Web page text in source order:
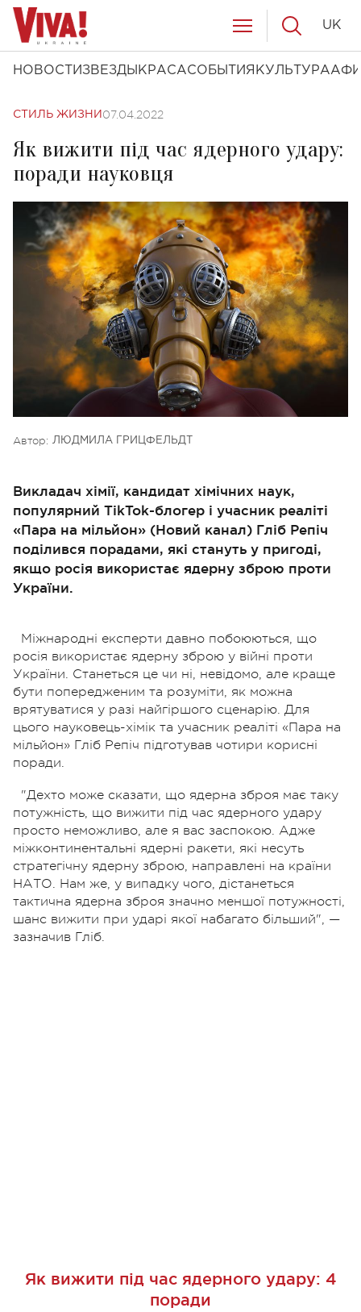
НОВОСТИ ЗВЕЗДЫ КРАСАСОБЫТИЯ КУЛЬТУРА
UK
СТИЛЬ ЖИЗНИ 07.04.2022
Як вижити під час ядерного удару:
поради науковця
Автор: ЛЮДМИЛА ГРИЦФЕЛЬДТ
Викладач хімії, кандидат хімічних наук,
популярний TikTok-блогер і учасник реаліті
«Пара на мільйон» (Новий канал) Гліб Репіч
поділився порадами, які стануть у пригоді,
якщо росія використає ядерну зброю проти
України.
Міжнародні експерти давно побоюються, що
росія використає ядерну зброю у війні проти
України. Станеться це чи ні, невідомо, але краще
бути попередженим та розуміти, як можна
врятуватися у разі найгіршого сценарію. Для
цього науковець-хімік та учасник реаліті «Пара на
мільйон» Гліб Репіч підготував чотири корисні
поради.
"Дехто може сказати, що ядерна зброя має таку
потужність, що вижити під час ядерного удару
просто неможливо, але я вас заспокою. Адже
міжконтинентальні ядерні ракети, які несуть
стратегічну ядерну зброю, направлені на країни
НАТО. Нам же, у випадку чого, дістанеться
тактична ядерна зброя значно меншої потужності,
шанс вижити при ударі якої набагато більший", —
зазначив Гліб.
Як вижити під час ядерного удару: 4
поради